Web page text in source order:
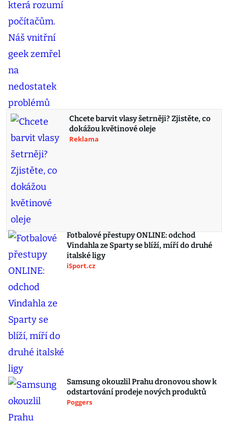
Chcete barvit vlasy šetrněji? Zjistěte, co
dokážou květinové oleje
Reklama
Fotbalové přestupy ONLINE: odchod
Vindahla ze Sparty se blíží, míří do druhé
italské ligy
iSport.cz
Samsung okouzlil Prahu dronovou show k
odstartování prodeje nových produktů
Poggers